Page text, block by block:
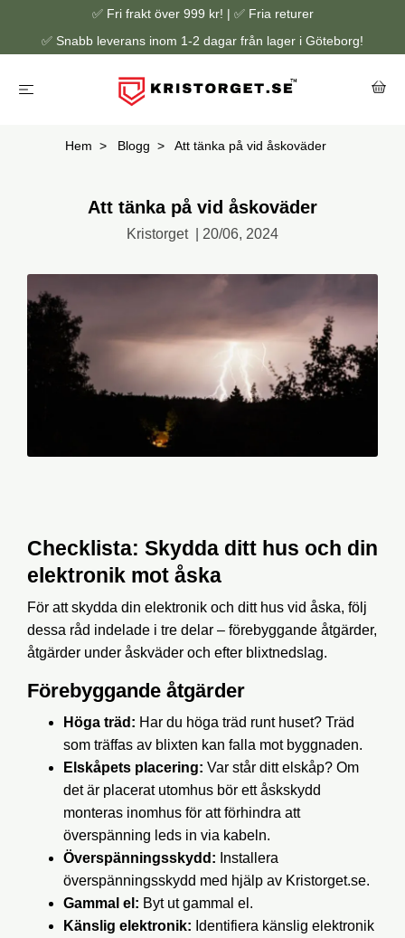
✅ Fri frakt över 999 kr! | ✅ Fria returer
✅ Snabb leverans inom 1-2 dagar från lager i Göteborg!
Hem Blogg Att tänka på vid åskoväder
Att tänka på vid åskoväder
Kristorget 20/06, 2024
Checklista: Skydda ditt hus och din
elektronik mot åska
För att skydda din elektronik och ditt hus vid åska, följ
dessa råd indelade i tre delar – förebyggande åtgärder,
åtgärder under åskväder och efter blixtnedslag.
Förebyggande åtgärder
Höga träd: Har du höga träd runt huset? Träd
som träffas av blixten kan falla mot byggnaden.
Elskåpets placering: Var står ditt elskåp? Om
det är placerat utomhus bör ett åskskydd
monteras inomhus för att förhindra att
överspänning leds in via kabeln.
Överspänningsskydd: Installera
överspänningsskydd med hjälp av Kristorget.se.
Gammal el: Byt ut gammal el.
Känslig elektronik: Identifiera känslig elektronik